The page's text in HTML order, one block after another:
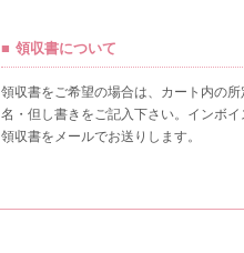
領収書について
領収書をご希望の場合は、カート内の
名・但し書きをご記入下さい。インボ
領収書をメールでお送りします。